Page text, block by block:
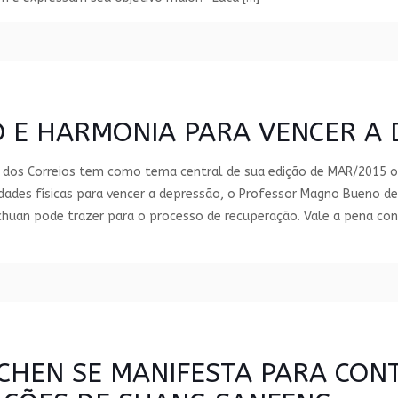
E HARMONIA PARA VENCER A
Correios tem como tema central de sua edição de MAR/
físicas para vencer a depressão, o Professor Magno Bueno
pode trazer para o processo de recuperação. Vale a pena
SE MANIFESTA PARA